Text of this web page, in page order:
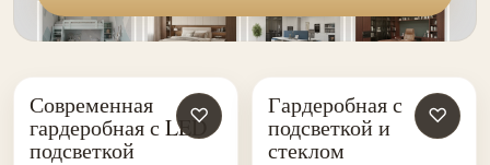
ГАРДЕРОБНЫЕ НА ЗАКАЗ
♡
Современная
гардеробная с LED
подсветкой
ГАРДЕРОБНЫЕ НА ЗАКАЗ
♡
Гардеробная с
подсветкой и
стеклом